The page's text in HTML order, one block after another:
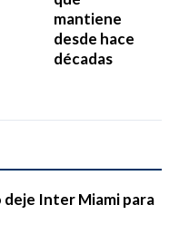
mantiene
desde hace
décadas
Inter Miami para